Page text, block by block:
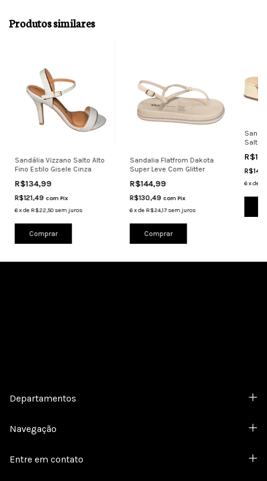
Produtos similares
Sandália Vizzano Salto Alto
Fino Estilo Gisele Cinza
R$134,99
R$121,49 com Pix
6xdeR$22,50sem juros
Comprar
Sandalia Flatfrom Dakota
Super Leve Com Glitter
R$144,99
R$130,49 com Pix
6xdeR$24,17 sem juros
Comprar
Salto
6xde
Departamentos
Navegação
Entre em contato